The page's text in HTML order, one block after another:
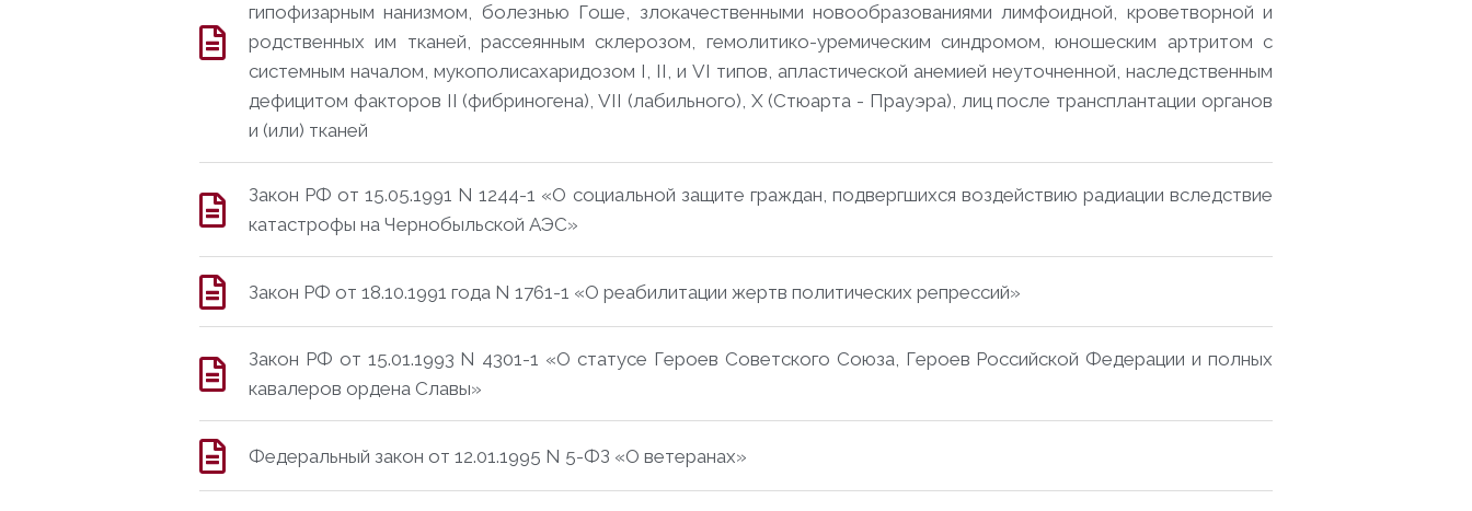
гипофизарным нанизмом, болезнью Гоше, злокачественными новообразованиями лимфоидной, кроветворной и
родственных им тканей, рассеянным склерозом, гемолитико-уремическим синдромом, юношеским артритом с
системным началом, мукополисахаридозом I, II, и VI типов, апластической анемией неуточненной, наследственным
дефицитом факторов II (фибриногена), VII (лабильного), X (Стюарта - Прауэра), лиц после трансплантации органов
и (или) тканей
Закон РФ от 15.05.1991 N 1244-1 «О социальной защите граждан, подвергшихся воздействию радиации вследствие
катастрофы на Чернобыльской АЭС»
Закон РФ от 18.10.1991 года N 1761-1 «О реабилитации жертв политических репрессий»
Закон РФ от 15.01.1993 N 4301-1 «О статусе Героев Советского Союза, Героев Российской Федерации и полных
кавалеров ордена Славы»
Федеральный закон от 12.01.1995 N 5-ФЗ «О ветеранах»